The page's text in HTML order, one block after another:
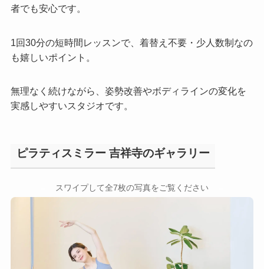
者でも安心です。
1回30分の短時間レッスンで、着替え不要・少人数制なの
も嬉しいポイント。
無理なく続けながら、姿勢改善やボディラインの変化を
実感しやすいスタジオです。
ピラティスミラー 吉祥寺のギャラリー
スワイプして全7枚の写真をご覧ください